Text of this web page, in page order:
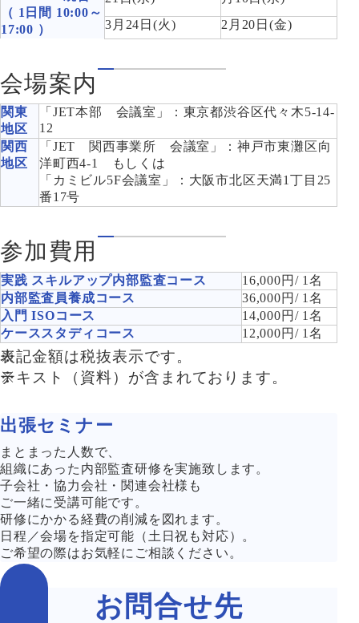
（ 1日間 10:00～
17:00 ）
3月24日(火)
2月20日(金)
会場案内
関東
地区
「JET本部 会議室」：東京都渋谷区代々木5-14-
12
関西
地区
「JET 関西事業所 会議室」：神戸市東灘区向
洋町西4-1 もしくは
「カミビル5F会議室」：大阪市北区天満1丁目25
番17号
参加費用
実践 スキルアップ内部監査コース
16,000円/ 1名
内部監査員養成コース
36,000円/ 1名
入門 ISOコース
14,000円/ 1名
ケーススタディコース
12,000円/ 1名
表記金額は税抜表示です。
テキスト（資料）が含まれております。
出張セミナー
まとまった人数で、
組織にあった内部監査研修を実施致します。
子会社・協力会社・関連会社様も
ご一緒に受講可能です。
研修にかかる経費の削減を図れます。
日程／会場を指定可能（土日祝も対応）。
ご希望の際はお気軽にご相談ください。
お問合せ先